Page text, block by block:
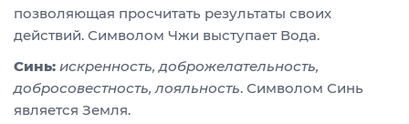
позволяющая просчитать результаты своих
действий. Символом Чжи выступает Вода.
Синь: искренность, доброжелательность,
добросовестность, лояльность. Символом Синь
является Земля.